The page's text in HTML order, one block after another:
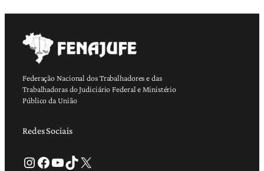
Federação Nacional dos Trabalhadores e das
Trabalhadoras do Judiciário Federal e Ministério
Público da União
Redes Sociais
Instagram Facebook Youtube TikTok X